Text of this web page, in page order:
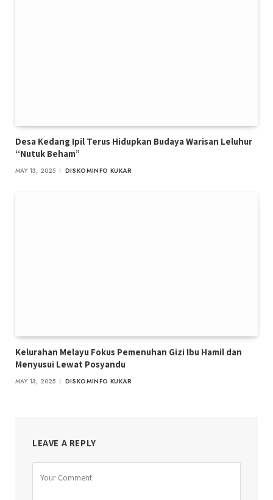
Desa Kedang Ipil Terus Hidupkan Budaya Warisan Leluhur
“Nutuk Beham”
MAY 13, 2025 DISKOMINFO KUKAR
Kelurahan Melayu Fokus Pemenuhan Gizi Ibu Hamil dan
Menyusui Lewat Posyandu
MAY 13, 2025 DISKOMINFO KUKAR
LEAVE A REPLY